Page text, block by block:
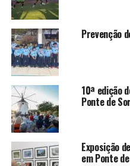
Prevenção
10ª edição
Ponte de Sor
Exposição
em Ponte